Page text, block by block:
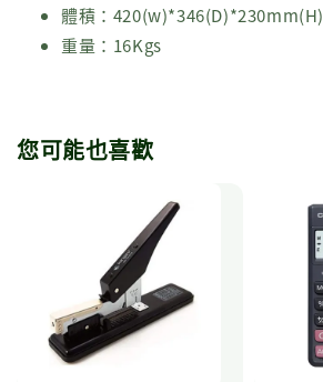
體積：420(w)*346(D)*230mm(H)
重量：16Kgs
您可能也喜歡